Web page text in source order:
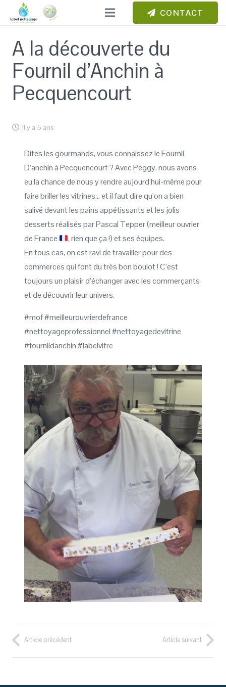
CONTACT
A la découverte du
Fournil d’Anchin à
Pecquencourt
il y a 5 ans
Dites les gourmands, vous connaissez le Fournil
D’anchin à Pecquencourt ? Avec Peggy, nous avons
eu la chance de nous y rendre aujourd’hui-même pour
faire briller les vitrines… et il faut dire qu’on a bien
salivé devant les pains appétissants et les jolis
desserts réalisés par Pascal Tepper (meilleur ouvrier
de France
, rien que ça !) et ses équipes.
En tous cas, on est ravi de travailler pour des
commerces qui font du très bon boulot ! C’est
toujours un plaisir d’échanger avec les commerçants
et de découvrir leur univers.
#mof #meilleurouvrierdefrance
#nettoyageprofessionnel #nettoyagedevitrine
#fournildanchin #labelvitre
Article précédent Article suivant